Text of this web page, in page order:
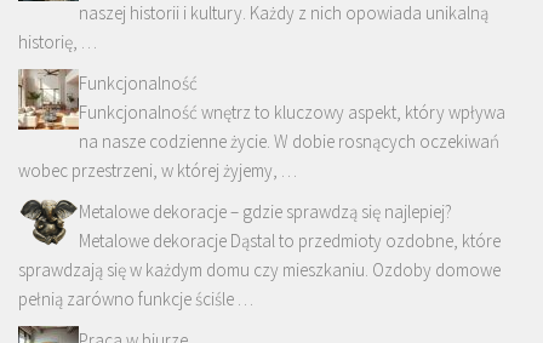
naszej historii i kultury. Każdy z nich opowiada unikalną
historię, …
Funkcjonalność
Funkcjonalność wnętrz to kluczowy aspekt, który wpływa
na nasze codzienne życie. W dobie rosnących oczekiwań
wobec przestrzeni, w której żyjemy, …
Metalowe dekoracje – gdzie sprawdzą się najlepiej?
Metalowe dekoracje Dąstal to przedmioty ozdobne, które
sprawdzają się w każdym domu czy mieszkaniu. Ozdoby domowe
pełnią zarówno funkcje ściśle …